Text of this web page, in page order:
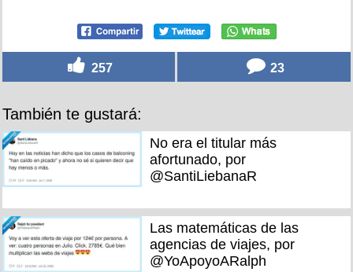
257 23
También te gustará:
No era el titular más
afortunado, por
@SantiLiebanaR
Las matemáticas de las
agencias de viajes, por
@YoApoyoARalph